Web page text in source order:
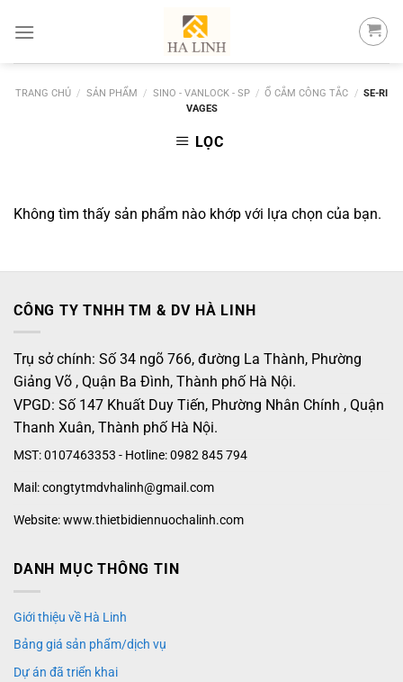
TRANG CHỦ / SẢN PHẨM / SINO - VANLOCK - SP / Ổ CẮM CÔNG TẮC / SE-RI
VAGES
LỌC
Không tìm thấy sản phẩm nào khớp với lựa chọn của bạn.
CÔNG TY TNHH TM & DV HÀ LINH
Trụ sở chính: Số 34 ngõ 766, đường La Thành, Phường
Giảng Võ , Quận Ba Đình, Thành phố Hà Nội.
VPGD: Số 147 Khuất Duy Tiến, Phường Nhân Chính , Quận
Thanh Xuân, Thành phố Hà Nội.
MST: 0107463353 - Hotline: 0982 845 794
Mail: congtytmdvhalinh@gmail.com
Website: www.thietbidiennuochalinh.com
DANH MỤC THÔNG TIN
Giới thiệu về Hà Linh
Bảng giá sản phẩm/dịch vụ
Dự án đã triển khai